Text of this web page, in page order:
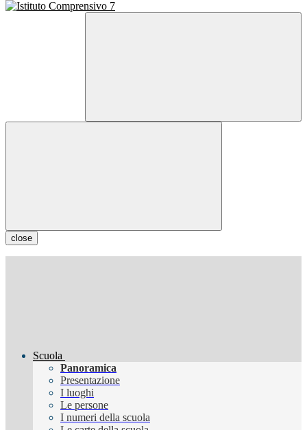
close
Scuola
Panoramica
Presentazione
I luoghi
Le persone
I numeri della scuola